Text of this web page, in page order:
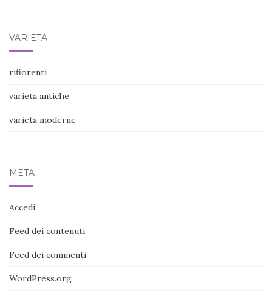
VARIETÀ
rifiorenti
varieta antiche
varieta moderne
META
Accedi
Feed dei contenuti
Feed dei commenti
WordPress.org